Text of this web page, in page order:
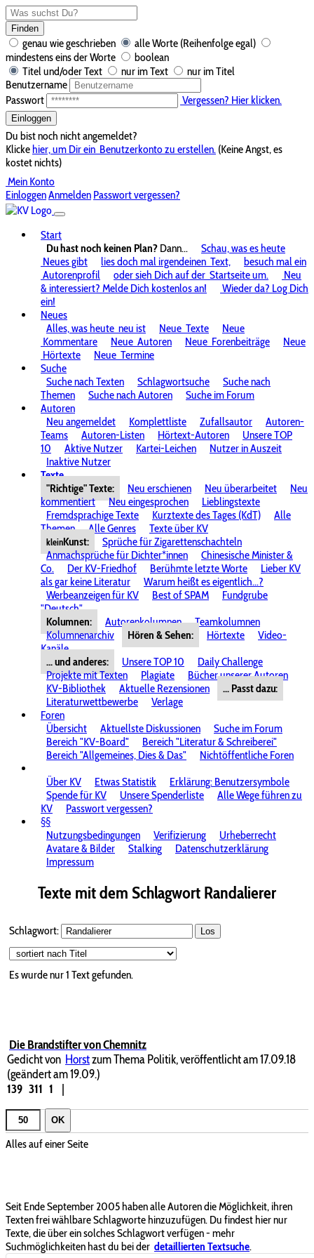
Finden
genau wie geschrieben
alle Worte (Reihenfolge egal)
mindestens eins der Worte
boolean
Titel und/oder Text
nur im Text
nur im Titel
Benutzername
Passwort
Vergessen? Hier klicken.
Einloggen
Du bist noch nicht angemeldet?
Klickehier, um Dir ein Benutzerkonto zu erstellen. (Keine Angst, es
kostet nichts)
Mein Konto
EinloggenAnmelden Passwort vergessen?
Start
Du hast noch keinen Plan? Dann...
Schau, was es heute
Neues gibt
lies doch mal irgendeinen Text,
besuch mal ein
Autorenprofil
oder sieh Dich auf der Startseite um.
Neu
& interessiert? Melde Dich kostenlos an!
Wieder da? Log Dich
ein!
Neues
Alles, was heute neu ist Neue Texte
Neue
Kommentare
Neue Autoren Neue Forenbeiträge
Neue
Hörtexte
Neue Termine
Suche
Suche nach Texten
Schlagwortsuche
Suche nach
Themen
Suche nach Autoren
Suche im Forum
Autoren
Neu angemeldet
Komplettliste Zufallsautor
Autoren-
Teams
Autoren-Listen Hörtext-Autoren
Unsere TOP
10
Aktive Nutzer Kartei-Leichen
Nutzer in Auszeit
Inaktive Nutzer
Texte
"Richtige" Texte:
Neu erschienen Neu überarbeitet
Neu
kommentiert
Neu eingesprochen
Lieblingstexte
Fremdsprachige Texte
Kurztexte des Tages (KdT)
Alle
Themen
Alle Genres Texte über KV
kleinKunst:
Sprüche für Zigarettenschachteln
Anmachsprüche für Dichter*innen
Chinesische Minister &
Co.
Der KV-Friedhof Berühmte letzte Worte
Lieber KV
als gar keine Literatur
Warum heißt es eigentlich...?
Werbeanzeigen für KV
Best of SPAM
Fundgrube
"Deutsch"
Kolumnen:
Autorenkolumnen
Teamkolumnen
Kolumnenarchiv
Hören & Sehen: Hörtexte
Video-
Kanäle
... und anderes:
Unsere TOP 10
Daily Challenge
Projekte mit Texten
Plagiate
Bücher unserer Autoren
KV-Bibliothek
Aktuelle Rezensionen
... Passt dazu:
Literaturwettbewerbe
Verlage
Foren
Übersicht
Aktuellste Diskussionen
Suche im Forum
Bereich "KV-Board"
Bereich "Literatur & Schreiberei"
Bereich "Allgemeines, Dies & Das"
Nichtöffentliche Foren
Über KV
Etwas Statistik
Erklärung: Benutzersymbole
Spende für KV
Unsere Spenderliste
Alle Wege führen zu
KV
Passwort vergessen?
§§
Nutzungsbedingungen
Verifizierung
Urheberrecht
Avatare & Bilder
Stalking
Datenschutzerklärung
Impressum
Texte mit dem Schlagwort Randalierer
Schlagwort: Los
Es wurde nur 1 Text gefunden.
Die Brandstifter von Chemnitz
Gedicht von Horstzum Thema Politik, veröffentlicht am 17.09.18
(geändert am 19.09.)
139 311 1 |
OK
Alles auf einer Seite
Seit Ende September 2005 haben alle Autoren die Möglichkeit, ihren
Texten frei wählbare Schlagworte hinzuzufügen. Du findest hier nur
Texte, die über ein solches Schlagwort verfügen - mehr
Suchmöglichkeiten hast du bei der detaillierten Textsuche.